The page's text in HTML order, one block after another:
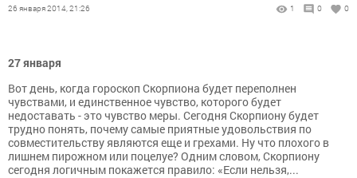
26 января 2014, 21:26 1 0 0
27 января
Вот день, когда гороскоп Скорпиона будет переполнен
чувствами, и единственное чувство, которого будет
недоставать - это чувство меры. Сегодня Скорпиону будет
трудно понять, почему самые приятные удовольствия по
совместительству являются еще и грехами. Ну что плохого в
лишнем пирожном или поцелуе? Одним словом, Скорпиону
сегодня логичным покажется правило: «Если нельзя,...